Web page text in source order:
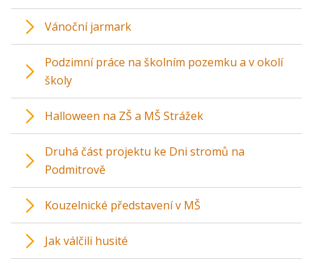
Vánoční jarmark
Podzimní práce na školním pozemku a v okolí
školy
Halloween na ZŠ a MŠ Strážek
Druhá část projektu ke Dni stromů na
Podmitrově
Kouzelnické představení v MŠ
Jak válčili husité